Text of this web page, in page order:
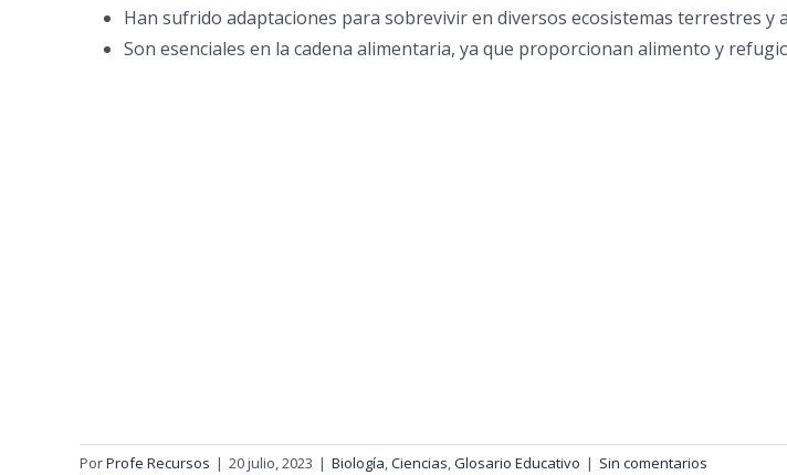
Han sufrido adaptaciones para sobrevivir en diversos ecosistemas terrestres y
Son esenciales en la cadena alimentaria, ya que proporcionan alimento y
PorProfe Recursos | 20 julio, 2023 | Biología,Ciencias,Glosario Educativo | Sin comentarios